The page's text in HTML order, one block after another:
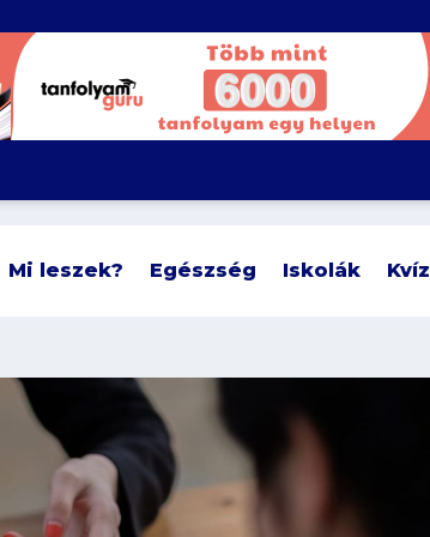
Mi leszek? Egészség Iskolák Kvíz